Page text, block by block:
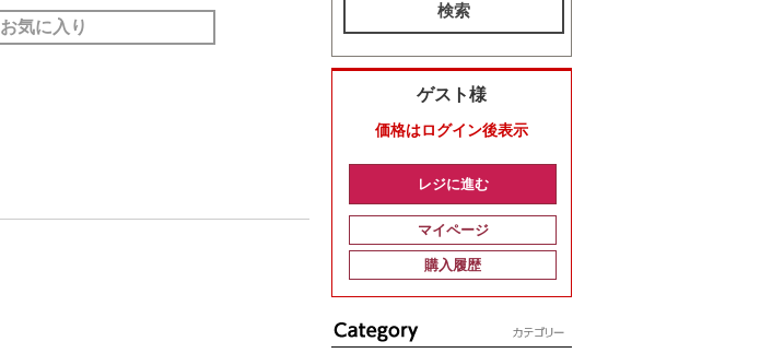
お気に入り
検索
ゲスト様
価格はログイン後表示
レジに進む
マイページ
購入履歴